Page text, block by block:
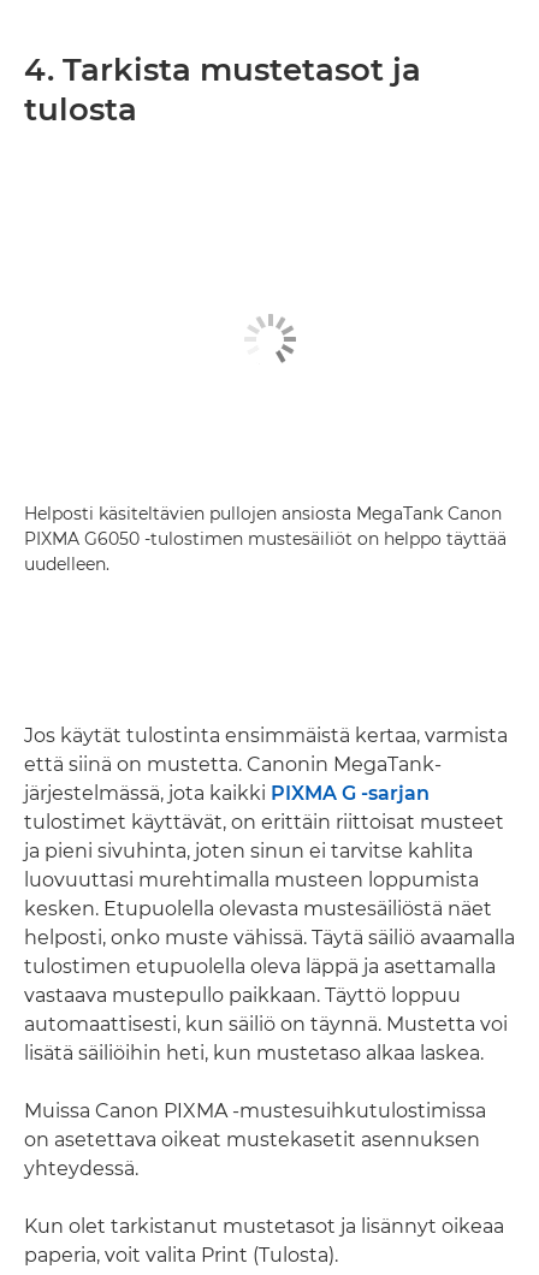
4. Tarkista mustetasot ja
tulosta
Helposti käsiteltävien pullojen ansiosta MegaTank Canon
PIXMA G6050 -tulostimen mustesäiliöt on helppo täyttää
uudelleen.
Jos käytät tulostinta ensimmäistä kertaa, varmista
että siinä on mustetta. Canonin MegaTank-
järjestelmässä, jota kaikki PIXMA G -sarjan
tulostimet käyttävät, on erittäin riittoisat musteet
ja pieni sivuhinta, joten sinun ei tarvitse kahlita
luovuuttasi murehtimalla musteen loppumista
kesken. Etupuolella olevasta mustesäiliöstä näet
helposti, onko muste vähissä. Täytä säiliö avaamalla
tulostimen etupuolella oleva läppä ja asettamalla
vastaava mustepullo paikkaan. Täyttö loppuu
automaattisesti, kun säiliö on täynnä. Mustetta voi
lisätä säiliöihin heti, kun mustetaso alkaa laskea.
Muissa Canon PIXMA -mustesuihkutulostimissa
on asetettava oikeat mustekasetit asennuksen
yhteydessä.
Kun olet tarkistanut mustetasot ja lisännyt oikeaa
paperia, voit valita Print (Tulosta).